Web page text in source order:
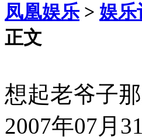
凤凰娱乐 > 娱乐
正文
想起老爷子
2007年07月